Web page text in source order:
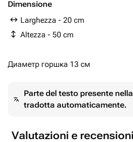
Dimensione
Larghezza - 20 cm
Altezza - 50 cm
Диаметр горшка 13 см
Parte del testo presente
tradotta automaticamente.
Valutazioni e recensioni